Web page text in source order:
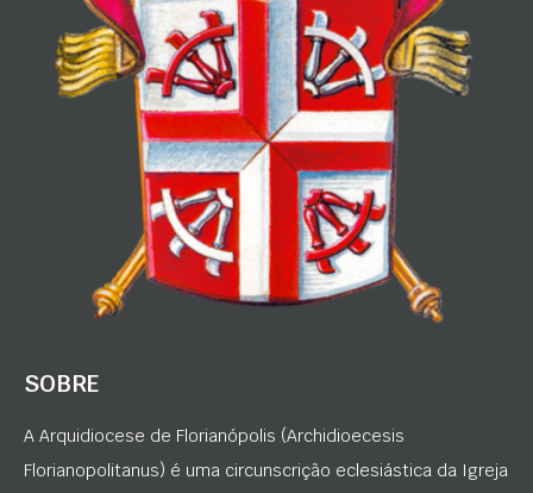
SOBRE
A Arquidiocese de Florianópolis (Archidioecesis
Florianopolitanus) é uma circunscrição eclesiástica da Igreja